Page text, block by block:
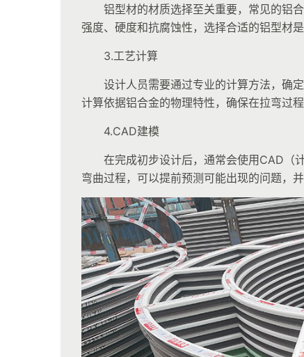
铝型材的材质选择至关重要，常见的铝
强度、硬度和抗腐蚀性，选择合适的铝型材
3.工艺计算
设计人员需要通过专业的计算方法，确
计算依据铝合金的物理特性，确保在拉弯过
4.CAD建模
在完成初步设计后，通常会使用CAD（
弯曲过程，可以提前预测可能出现的问题，